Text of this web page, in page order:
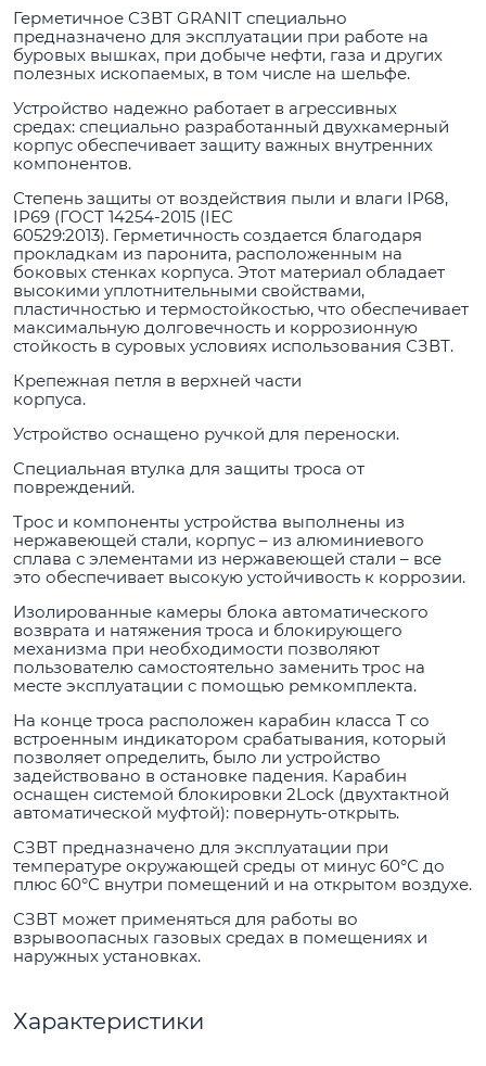
Герметичное СЗВТ GRANIT специально
предназначено для эксплуатации при работе на
буровых вышках, при добыче нефти, газа и других
полезных ископаемых, в том числе на шельфе.
Устройство надежно работает в агрессивных
средах: специально разработанный двухкамерный
корпус обеспечивает защиту важных внутренних
компонентов.
Степень защиты от воздействия пыли и влаги IP68,
IP69 (ГОСТ 14254-2015 (IEC
60529:2013). Герметичность создается благодаря
прокладкам из паронита, расположенным на
боковых стенках корпуса. Этот материал обладает
высокими уплотнительными свойствами,
пластичностью и термостойкостью, что обеспечивает
максимальную долговечность и коррозионную
стойкость в суровых условиях использования СЗВТ.
Крепежная петля в верхней части
корпуса.
Устройство оснащено ручкой для переноски.
Специальная втулка для защиты троса от
повреждений.
Трос и компоненты устройства выполнены из
нержавеющей стали, корпус – из алюминиевого
сплава с элементами из нержавеющей стали – все
это обеспечивает высокую устойчивость к коррозии.
Изолированные камеры блока автоматического
возврата и натяжения троса и блокирующего
механизма при необходимости позволяют
пользователю самостоятельно заменить трос на
месте эксплуатации с помощью ремкомплекта.
На конце троса расположен карабин класса Т со
встроенным индикатором срабатывания, который
позволяет определить, было ли устройство
задействовано в остановке падения. Карабин
оснащен системой блокировки 2Lock (двухтактной
автоматической муфтой): повернуть-открыть.
СЗВТ предназначено для эксплуатации при
температуре окружающей среды от минус 60°С до
плюс 60°С внутри помещений и на открытом воздухе.
СЗВТ может применяться для работы во
взрывоопасных газовых средах в помещениях и
наружных установках.
Характеристики